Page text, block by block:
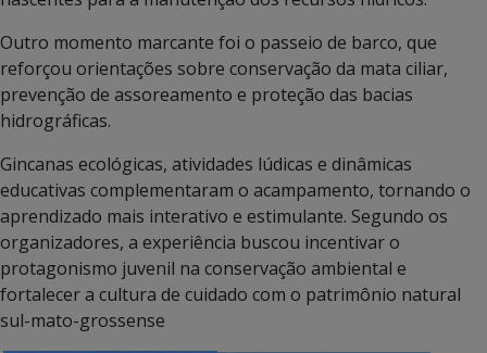
Outro momento marcante foi o passeio de barco, que
reforçou orientações sobre conservação da mata ciliar,
prevenção de assoreamento e proteção das bacias
hidrográficas.
Gincanas ecológicas, atividades lúdicas e dinâmicas
educativas complementaram o acampamento, tornando o
aprendizado mais interativo e estimulante. Segundo os
organizadores, a experiência buscou incentivar o
protagonismo juvenil na conservação ambiental e
fortalecer a cultura de cuidado com o patrimônio natural
sul-mato-grossense